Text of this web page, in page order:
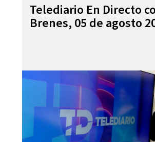
Telediario En Directo
Brenes, 05 de agosto